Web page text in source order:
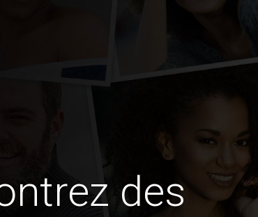
des